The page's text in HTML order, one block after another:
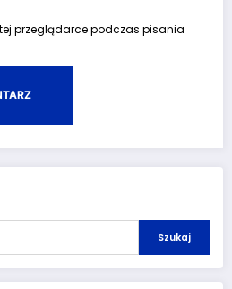
przeglądarce podczas pisania
Szukaj